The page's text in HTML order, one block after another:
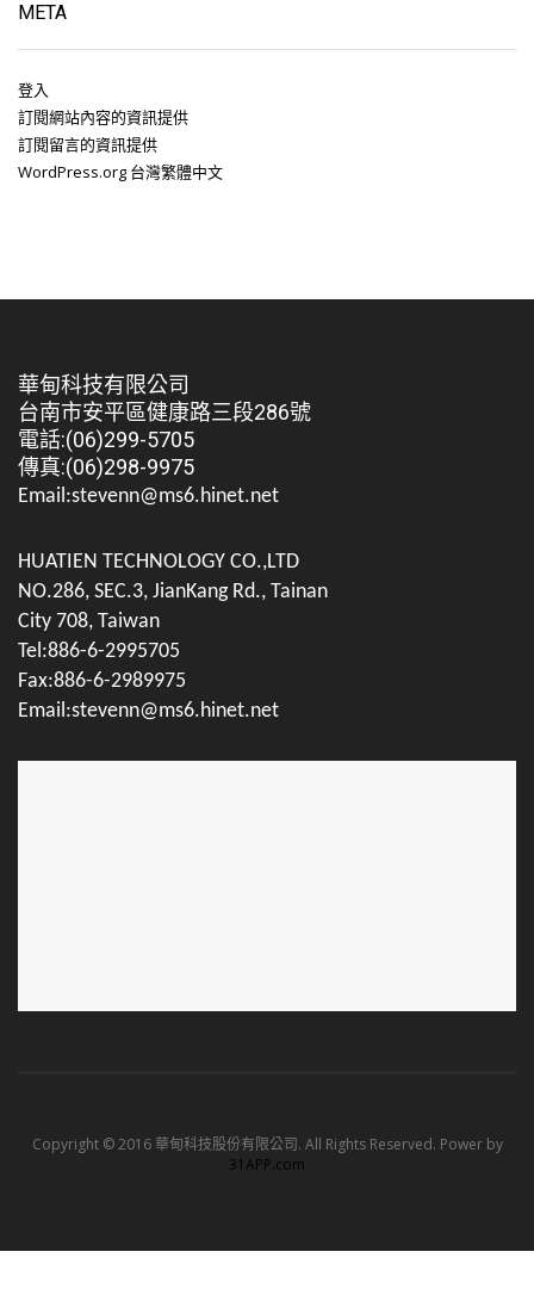
META
登入
訂閱網站內容的資訊提供
訂閱留言的資訊提供
WordPress.org 台灣繁體中文
華甸科技有限公司
台南市安平區健康路三段286號
電話:(06)299-5705
傳真:(06)298-9975
Email:stevenn@ms6.hinet.net
HUATIEN TECHNOLOGY CO.,LTD
NO.286, SEC.3, JianKang Rd., Tainan
City 708, Taiwan
Tel:886-6-2995705
Fax:886-6-2989975
Email:stevenn@ms6.hinet.net
Copyright © 2016 華甸科技股份有限公司. All Rights Reserved. Power by
31APP.com